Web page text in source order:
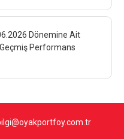
Dönemine Ait
Performans